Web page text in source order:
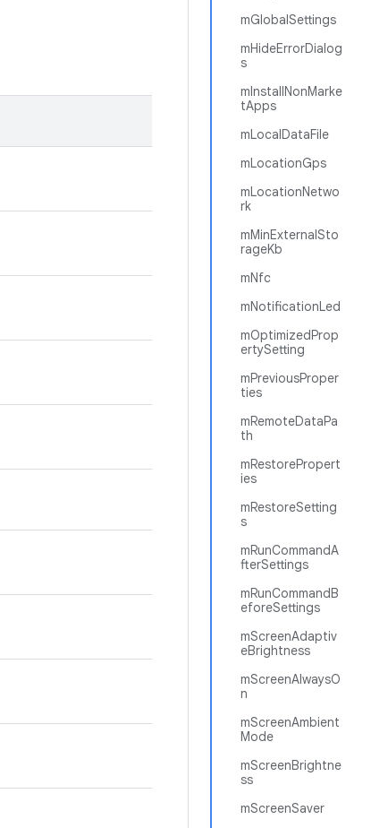
mGlobalSettings
mHideErrorDialog
s
mInstallNonMarke
tApps
mLocalDataFile
mLocationGps
mLocationNetwo
rk
mMinExternalSto
rageKb
mNfc
mNotificationLed
mOptimizedProp
ertySetting
mPreviousProper
ties
mRemoteDataPa
th
mRestorePropert
ies
mRestoreSetting
s
mRunCommandA
fterSettings
mRunCommandB
eforeSettings
mScreenAdaptiv
eBrightness
mScreenAlwaysO
n
mScreenAmbient
Mode
mScreenBrightne
ss
mScreenSaver